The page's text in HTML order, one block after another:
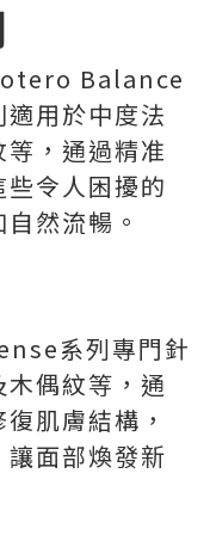
Balance
用於中度法
，通過精准
令人困擾的
然流暢。
系列專門針
偶紋等，通
肌膚結構，
面部煥發新